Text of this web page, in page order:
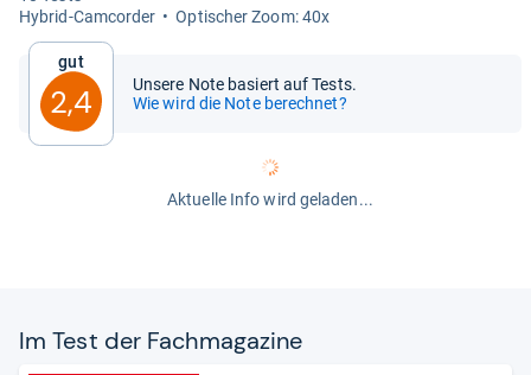
Hybrid-​Cam­cor­der
Opti­scher Zoom: 40x
Gut
2,4
Unsere Note basiert auf Tests.
Wie wird die Note berechnet?
Aktuelle Info wird geladen...
Im Test der Fach­ma­ga­zine